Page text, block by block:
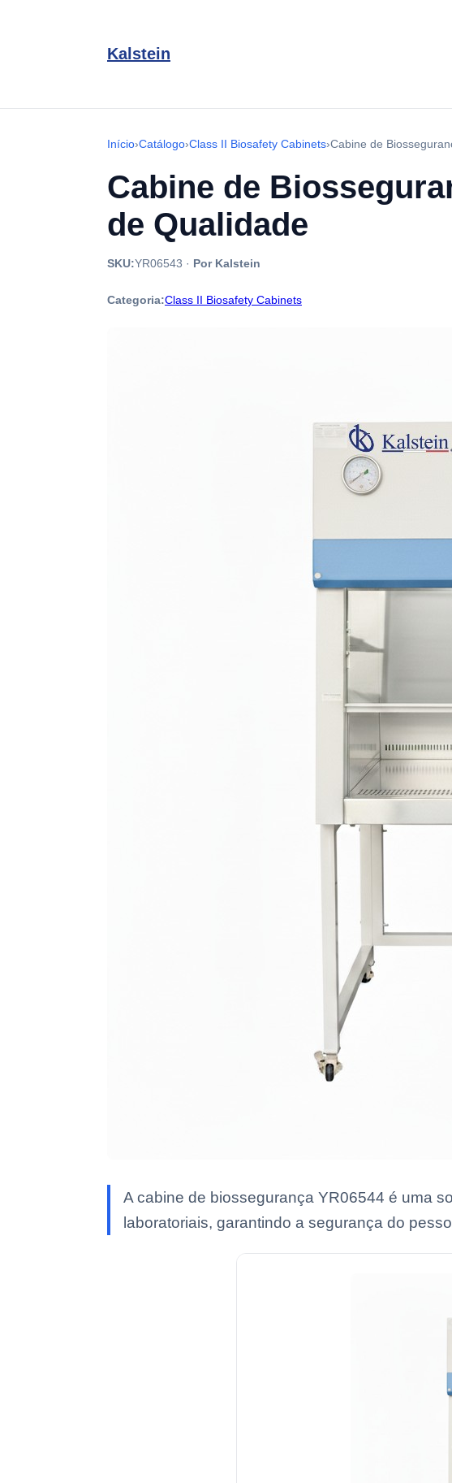
Kalstein
Início›Catálogo›Class II Biosafety Cabinets›Cabine de
Cabine de
de Qualidade
SKU:YR06543 · Por Kalstein
Categoria:Class II Biosafety Cabinets
A cabine de biossegurança YR06544 é uma
laboratoriais, garantindo a segurança do